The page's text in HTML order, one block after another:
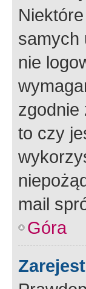
samych
nie
zgodnie
to czy
mail
Góra